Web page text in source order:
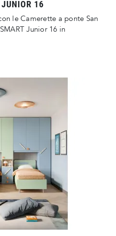
16
le Camerette a ponte San
Junior 16 in